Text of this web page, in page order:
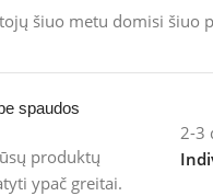
šiuo metu domisi šiuo
spaudos
produktų
ypač greitai.
2-3